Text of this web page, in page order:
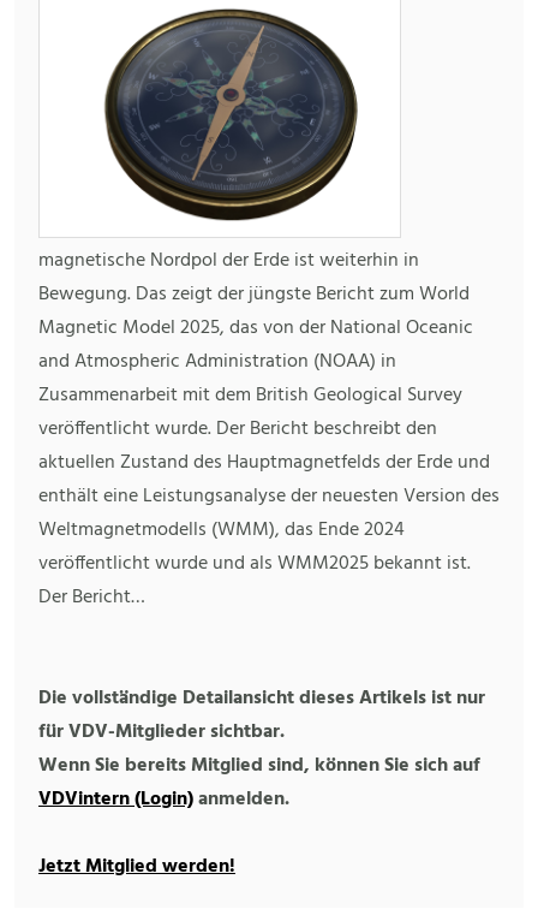
magnetische Nordpol der Erde ist weiterhin in
Bewegung. Das zeigt der jüngste Bericht zum World
Magnetic Model 2025, das von der National Oceanic
and Atmospheric Administration (NOAA) in
Zusammenarbeit mit dem British Geological Survey
veröffentlicht wurde. Der Bericht beschreibt den
aktuellen Zustand des Hauptmagnetfelds der Erde und
enthält eine Leistungsanalyse der neuesten Version des
Weltmagnetmodells (WMM), das Ende 2024
veröffentlicht wurde und als WMM2025 bekannt ist.
Der Bericht…
Die vollständige Detailansicht dieses Artikels ist nur
für VDV-Mitglieder sichtbar.
Wenn Sie bereits Mitglied sind, können Sie sich auf
VDVintern (Login)anmelden.
Jetzt Mitglied werden!